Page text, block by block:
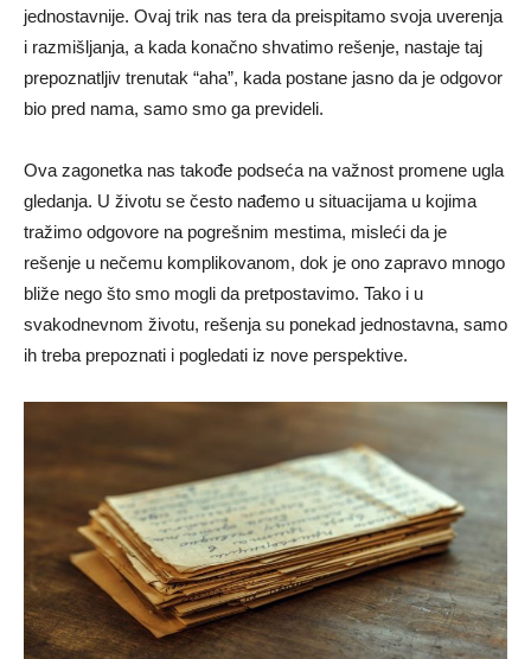
jednostavnije. Ovaj trik nas tera da preispitamo svoja uverenja
i razmišljanja, a kada konačno shvatimo rešenje, nastaje taj
prepoznatljiv trenutak “aha”, kada postane jasno da je odgovor
bio pred nama, samo smo ga prevideli.
Ova zagonetka nas takođe podseća na važnost promene ugla
gledanja. U životu se često nađemo u situacijama u kojima
tražimo odgovore na pogrešnim mestima, misleći da je
rešenje u nečemu komplikovanom, dok je ono zapravo mnogo
bliže nego što smo mogli da pretpostavimo. Tako i u
svakodnevnom životu, rešenja su ponekad jednostavna, samo
ih treba prepoznati i pogledati iz nove perspektive.